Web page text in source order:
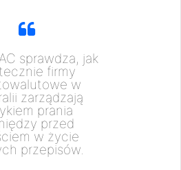
sprawdza, jak
firmy
w
zarządzają
prania
przed
w życie
przepisów.